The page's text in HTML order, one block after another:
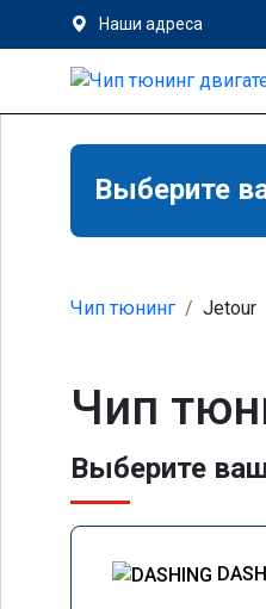
Наши адреса
Выберите
Чип тюнинг Jetour
Чип
Выберите